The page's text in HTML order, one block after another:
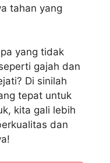
tahan yang
yang tidak
gajah dan
Di sinilah
tepat untuk
kita gali lebih
dan